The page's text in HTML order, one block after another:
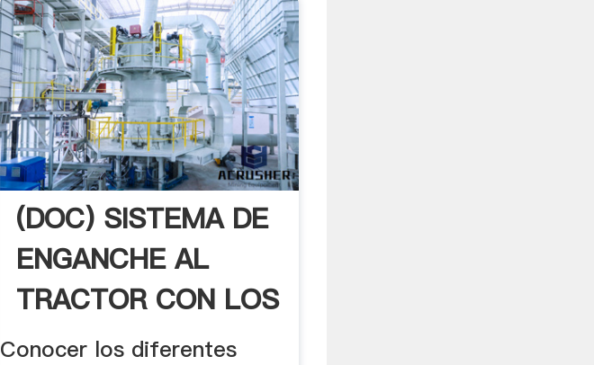
(DOC) SISTEMA DE
ENGANCHE AL
TRACTOR CON LOS
.
Conocer los diferentes